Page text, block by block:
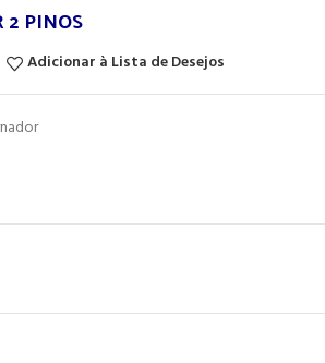
2 PINOS
Adicionar à Lista de Desejos